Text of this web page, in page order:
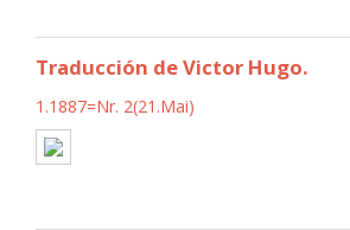
Traducción de Victor Hugo.
1.1887=Nr. 2(21.Mai)